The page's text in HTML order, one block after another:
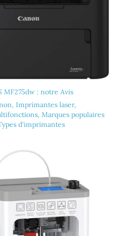
MF275dw : notre Avis
, Imprimantes laser,
, Marques populaires
d'imprimantes